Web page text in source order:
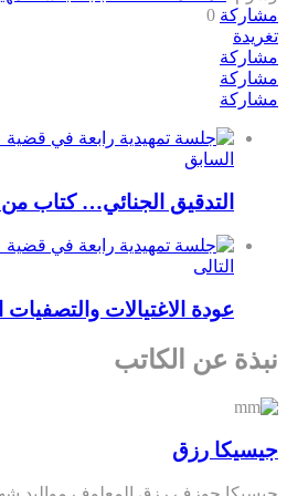
مشاركة 0
تغريدة
مشاركة
مشاركة
مشاركة
السابق
التدقيق الجنائي… كتاب
التالى
عودة الاغتيالات
نبذة عن الكاتب
جيسيكا رزق